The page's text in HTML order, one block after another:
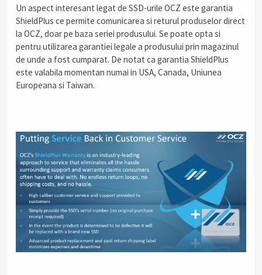
Un aspect interesant legat de SSD-urile OCZ este garantia
ShieldPlus ce permite comunicarea si returul produselor direct
la OCZ, doar pe baza seriei produsului. Se poate opta si
pentru utilizarea garantiei legale a produsului prin magazinul
de unde a fost cumparat. De notat ca garantia ShieldPlus
este valabila momentan numai in USA, Canada, Uniunea
Europeana si Taiwan.